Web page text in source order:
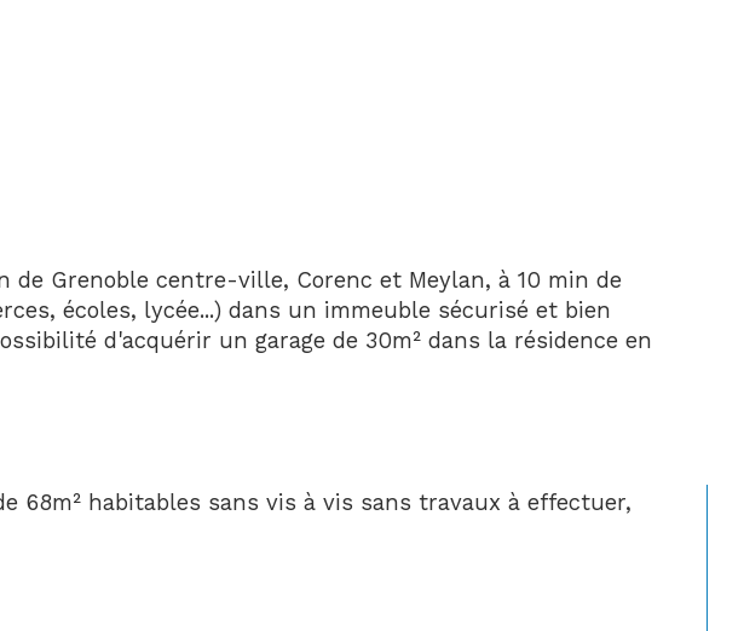
de Grenoble centre-ville, Corenc et Meylan, à 10 min de
écoles, lycée...) dans un immeuble sécurisé et bien
d'acquérir un garage de 30m² dans la résidence en
68m² habitables sans vis à vis sans travaux à effectuer,